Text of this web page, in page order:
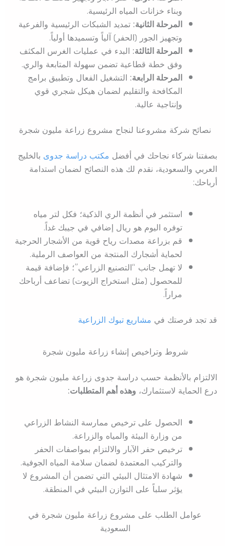
وبناء خزانات المياه الرئيسية.
المرحلة الثانية:تمديد الشبكات الرئيسية والفرعية
وتجهيز الجور (الحفر) آلياً وتسميدها أولياً.
المرحلة الثالثة:البدء في عمليات الغرس المكثف
وفق خطة قطاعية تضمن سهولة المتابعة والري.
المرحلة الرابعة:التشغيل الفعال وتطبيق برامج
المكافحة والتقليم لضمان هيكل شجري قوي
وإنتاجية عالية.
نصائح شركة مشروعنا لنجاح مشروع زراعة مليون شجرة
بصفتنا شركاء نجاحك في أفضل مكتب دراسة جدوىبالخليج
العربي والسعودية، نقدم لك هذه النصائح لضمان استدامة
أرباحك:
استثمر في أنظمة الري الذكية؛ فكل لتر مياه
توفره اليوم هو ريال إضافي في جيبك غداً.
قم بزراعة مصدات رياح قوية من الأشجار الحرجية
لحماية أشجارك المنتجة من العواصف الرملية.
لا تهمل جانب “التصنيع الزراعي”؛ فإضافة قيمة
للمحصول (مثل استخراج الزيوت) تضاعف أرباحك
مراراً.
قد تجد فرصتك في مشاريع تبوك الزراعية
شروط وتراخيص إنشاء زراعة مليون شجرة
الالتزام بالأنظمة حسب دراسة جدوى زراعة مليون شجرة هو
درع الحماية لاستثمارك، وهذه أهم المتطلبات:
الحصول على ترخيص ممارسة النشاط الزراعي
من وزارة البيئة والمياه والزراعة.
ترخيص حفر الآبار والالتزام بمواصفات الحفر
والتركيب المعتمدة لضمان سلامة المياه الجوفية.
شهادة الامتثال البيئي التي تضمن أن المشروع لا
يؤثر سلباً على التوازن البيئي في المنطقة.
عوامل الطلب على مشروع زراعة مليون شجرة في
السعودية